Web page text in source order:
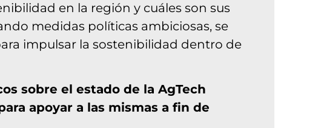
en la región y cuáles son sus
medidas políticas ambiciosas, se
impulsar la sostenibilidad dentro de
sobre el estado de la AgTech
apoyar a las mismas a fin de